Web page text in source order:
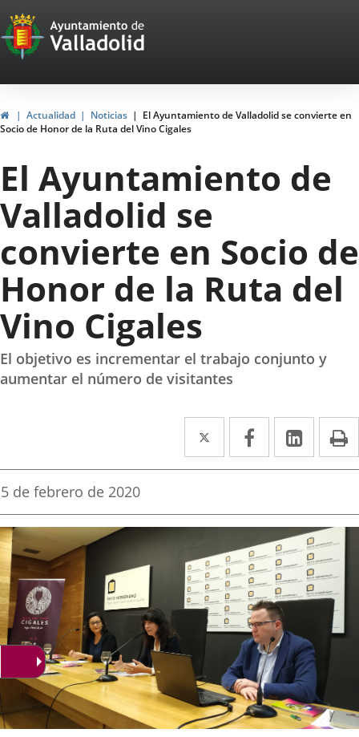
Portal
Web
del
Ayuntamiento
de
Valladolid
HomeActualidad Noticias
El Ayuntamiento de Valladolid se convierte en
Socio de Honor de la Ruta del Vino Cigales
El Ayuntamiento de
Valladolid se
convierte en Socio de
Honor de la Ruta del
Vino Cigales
El objetivo es incrementar el trabajo conjunto y
aumentar el número de visitantes
Twitter
Enlace
a
aplicación
externa.
Facebook
Enlace
a
aplicación
externa.
Enlace
a
Fecha
la
noticia
5 de febrero de 2020